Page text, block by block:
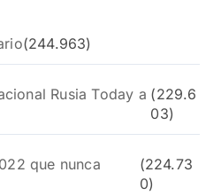
(244.963)
Rusia Today a (229.6
03)
que nunca
(224.73
0)